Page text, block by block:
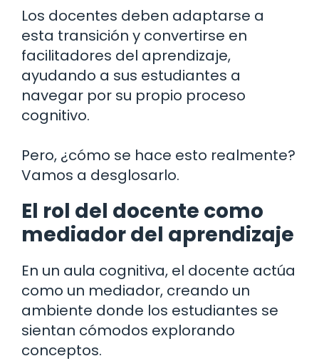
Los docentes deben adaptarse a
esta transición y convertirse en
facilitadores del aprendizaje,
ayudando a sus estudiantes a
navegar por su propio proceso
cognitivo.
Pero, ¿cómo se hace esto realmente?
Vamos a desglosarlo.
El rol del docente como
mediador del aprendizaje
En un aula cognitiva, el docente actúa
como un mediador, creando un
ambiente donde los estudiantes se
sientan cómodos explorando
conceptos.